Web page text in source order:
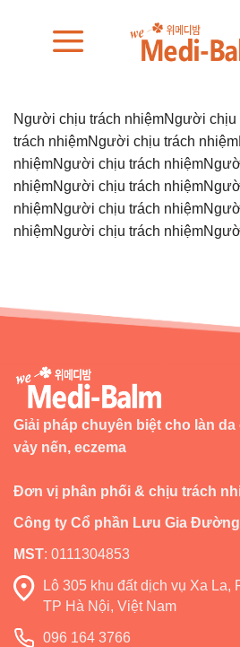
Người chịu trách nhiệmNgười
trách nhiệmNgười chịu trách
nhiệmNgười chịu trách
nhiệmNgười chịu trách
nhiệmNgười chịu trách
nhiệmNgười chịu trách
Giải pháp chuyên biệt cho làn
vảy nến, eczema
Đơn vị phân phối & chịu trách
Công ty Cổ phần Lưu Gia Đường
MST: 0111304853
Lô 305 khu đất dịch vụ Xa
TP Hà Nội, Việt Nam
096 164 3766